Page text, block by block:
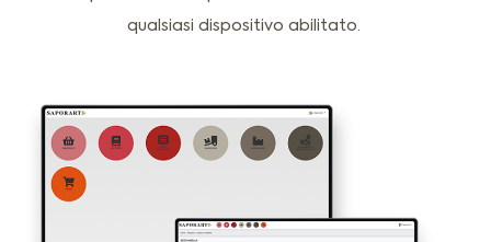
qualsiasi dispositivo abilitato.